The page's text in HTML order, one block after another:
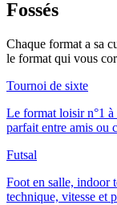
Fossés
Chaque format a sa
le format qui vous
Tournoi de sixte
Le format loisir n°1
parfait entre amis ou
Futsal
Foot en salle, indoor
technique, vitesse et